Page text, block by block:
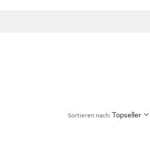
Sortieren nach: Topseller